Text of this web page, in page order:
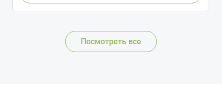
Посмотреть все